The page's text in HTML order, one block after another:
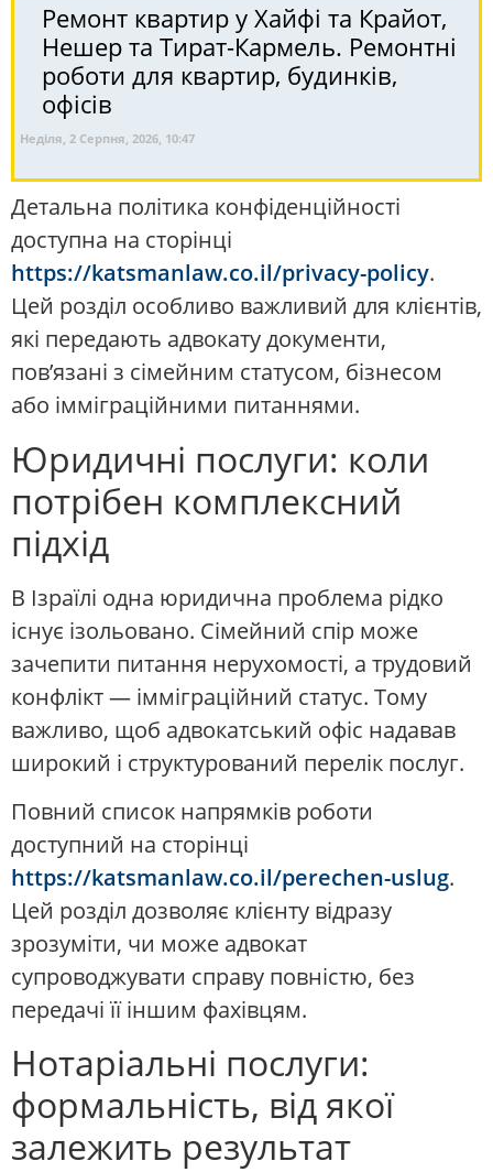
Ремонт квартир у Хайфі та Крайот,
Нешер та Тират-Кармель. Ремонтні
роботи для квартир, будинків,
офісів
Неділя, 2 Серпня, 2026, 10:47
Детальна політика конфіденційності
доступна на сторінці
https://katsmanlaw.co.il/privacy-policy.
Цей розділ особливо важливий для клієнтів,
які передають адвокату документи,
пов’язані з сімейним статусом, бізнесом
або імміграційними питаннями.
Юридичні послуги: коли
потрібен комплексний
підхід
В Ізраїлі одна юридична проблема рідко
існує ізольовано. Сімейний спір може
зачепити питання нерухомості, а трудовий
конфлікт — імміграційний статус. Тому
важливо, щоб адвокатський офіс надавав
широкий і структурований перелік послуг.
Повний список напрямків роботи
доступний на сторінці
https://katsmanlaw.co.il/perechen-uslug.
Цей розділ дозволяє клієнту відразу
зрозуміти, чи може адвокат
супроводжувати справу повністю, без
передачі її іншим фахівцям.
Нотаріальні послуги:
формальність, від якої
залежить результат